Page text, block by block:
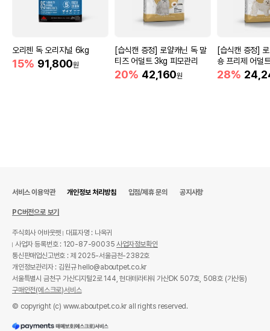
오리젠 독 오리지널 6kg
15% 91,800원
[습식캔 증정] 로얄캐닌 독 말
티즈 어덜트 3kg 피모관리
20% 42,160원
[습식캔 증정]
숑 프리제 어덜
건강
28%
서비스 이용약관 개인정보 처리방침 입점/제휴 문의 공지사항
PC버전으로 보기
주식회사 어바웃펫
대표자명 : 나옥귀
사업자 등록번호 : 120-87-90035사업자정보확인
통신판매업신고번호 : 제 2025-서울금천-2382호
개인정보관리자 : 김원규 hello@aboutpet.co.kr
서울특별시 금천구 가산디지털2로 144, 현대테라타워 가산DK 507호, 508호 (가산동)
구매안전(에스크로)서비스
© copyright (c) www.aboutpet.co.kr all rights reserved.